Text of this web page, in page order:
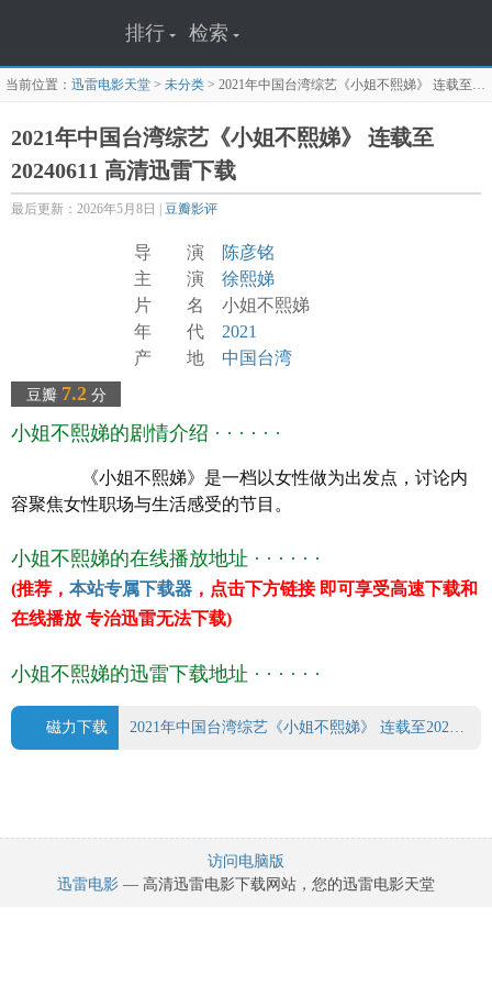
排行 检索
当前位置： 迅雷电影天堂 > 未分类 > 2021年中国台湾综艺《小姐不熙娣》 连载至20240611
2021年中国台湾综艺《小姐不熙娣》 连载至
20240611 高清迅雷下载
最后更新：2026年5月8日 | 豆瓣影评
豆瓣 7.2分
导 演
陈彦铭
主 演 徐熙娣
片 名 小姐不熙娣
年 代 2021
产 地 中国台湾
上映日期 2022-02-14
小姐不熙娣的剧情介绍 · · · · · ·
《小姐不熙娣》是一档以女性做为出发点，讨论内
容聚焦女性职场与生活感受的节目。
小姐不熙娣的在线播放地址 · · · · · ·
(推荐， 本站专属下载器 ，点击下方链接 即可享受高速下载和
在线播放 专治迅雷无法下载)
小姐不熙娣的迅雷下载地址 · · · · · ·
磁力下载 2021年中国台湾综艺《小姐不熙娣》 连载至20240611.torrent
访问电脑版
迅雷电影 — 高清迅雷电影下载网站，您的迅雷电影天堂